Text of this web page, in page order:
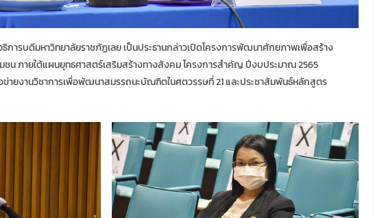
ารบดีมหาวิทยาลัยราชภัฏเลย เป็นประธานกล่าวเปิดโครงการพัฒนาศักยภาพเพื่อสร้าง
ชน ภายใต้แผนยุทธศาสตร์เสริมสร้างทางสังคม โครงการสำคัญ ปีงบประมาณ 2565
ายงานวิชาการเพื่อพัฒนาสมรรถนะบัณฑิตในศตวรรษที่ 21 และประชาสัมพันธ์หลักสูตร